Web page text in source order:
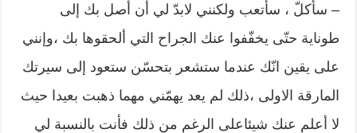
– سأكلّ ، سأتعب ولكنني لابدّ لي أن أصل بك إلى
طوناية حتّى يخفّفوا عنك الجراح التي ألحقوها بك ،وإنني
على يقين انّك عندما ستشعر بتحسّن ستعود إلى سيرتك
المارقة الاولى ،ذلك لم يعد يهمّني مهما ذهبت بعيدا حيث
لا أعلم عنك شيئاعلى الرغم من ذلك فأنت بالنسبة لي